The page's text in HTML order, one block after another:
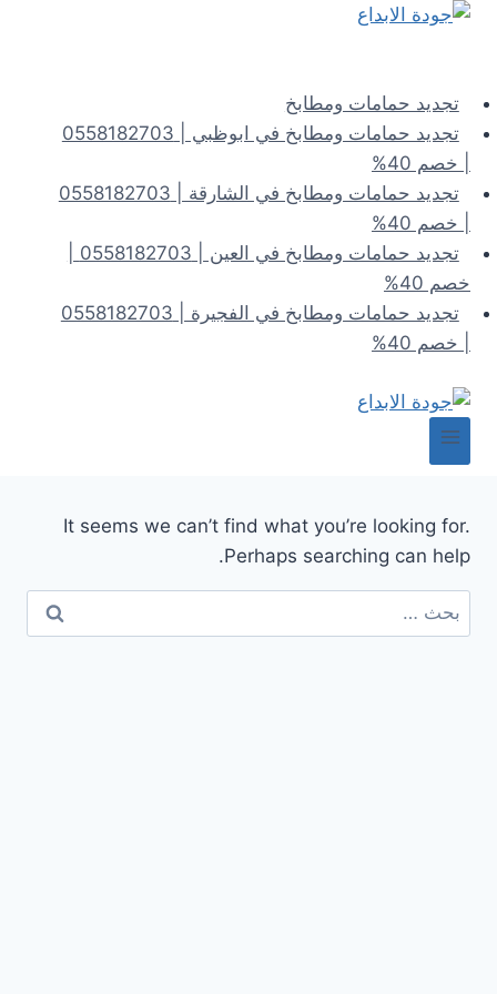
التجاوز
تجديد حمامات ومطابخ
تجديد حمامات ومطابخ في ابوظبي | 0558182703
| خصم 40%
تجديد حمامات ومطابخ في الشارقة | 0558182703
| خصم 40%
خصم 40%
تجديد حمامات ومطابخ في الفجيرة | 0558182703
| خصم 40%
It seems we can’t find what you’re looking for.
Perhaps searching can help.
عن: